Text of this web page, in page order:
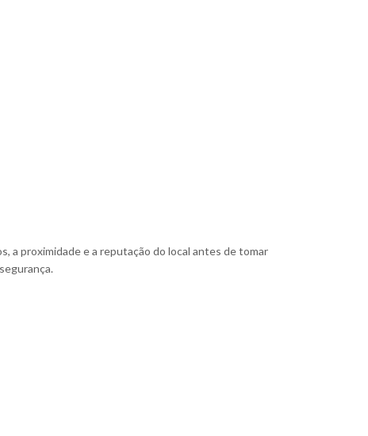
a proximidade e a reputação do local antes de tomar